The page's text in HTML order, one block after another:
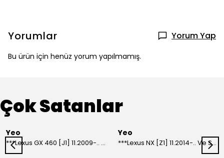
Yorumlar Yorum Yap
Bu ürün için henüz yorum yapılmamış.
Çok Satanlar
Yeo
***Lexus GX 460 [J1] 11.2009-.. Ve Sonrası Model Yılları İçin Uyumlu Yeo Arka Silecek
Yeo
***Lexus NX [Z1] 11.2014-.. Ve Sonrası Model Yılları İçin Uyumlu Yeo Arka Silecek